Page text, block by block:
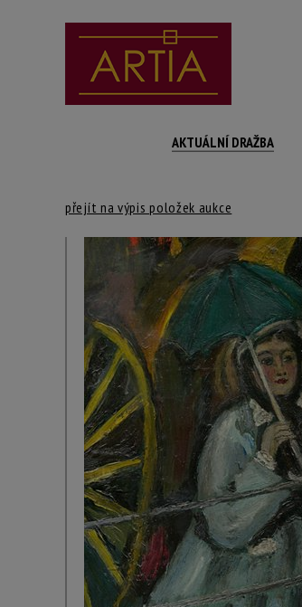
AKTUÁLNÍ DRAŽBA
přejít na výpis položek aukce